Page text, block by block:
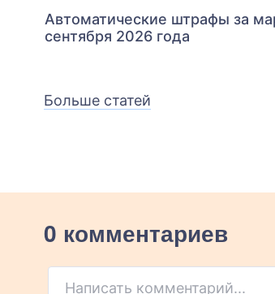
Автоматические штрафы за
сентября 2026 года
Больше статей
0 комментариев
Написать комментарий...